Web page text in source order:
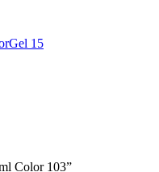
15
Color 103”